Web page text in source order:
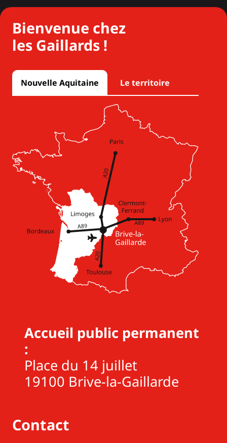
Bienvenue chez
les Gaillards !
Nouvelle Aquitaine Le territoire
Accueil public permanent
:
Place du 14 juillet
19100 Brive-la-Gaillarde
Contact